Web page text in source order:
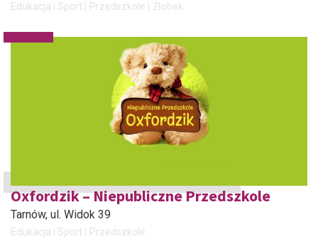
Edukacja i Sport Przedszkole Żłobek
Oxfordzik – Niepubliczne Przedszkole
Tarnów, ul. Widok 39
Edukacja i Sport Przedszkole